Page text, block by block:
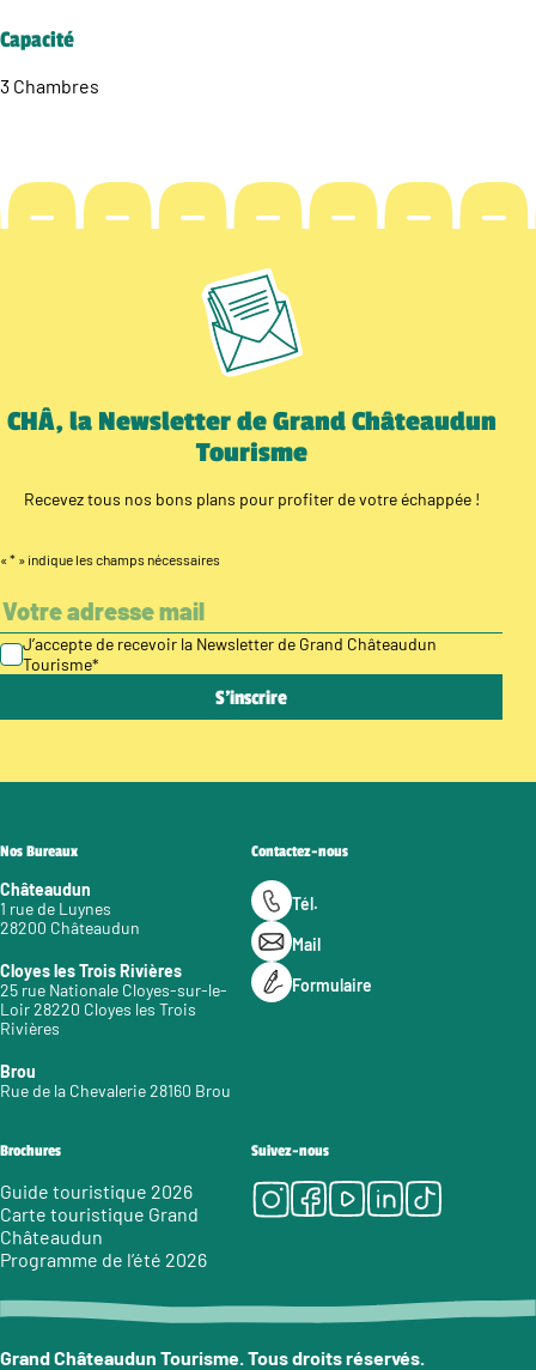
Capacité
3 Chambres
CHÂ, la Newsletter de Grand Châteaudun
Tourisme
Recevez tous nos bons plans pour profiter de votre échappée !
« * » indique les champs nécessaires
J’accepte de recevoir la Newsletter de Grand Châteaudun
Tourisme*
Nos Bureaux
Châteaudun
1 rue de Luynes
28200 Châteaudun
Cloyes les Trois Rivières
25 rue Nationale Cloyes-sur-le-
Loir 28220 Cloyes les Trois
Rivières
Brou
Rue de la Chevalerie 28160 Brou
Contactez-nous
Tél.
Mail
Formulaire
Brochures
Guide touristique 2026
Carte touristique Grand
Châteaudun
Programme de l’été 2026
Suivez-nous
Instagram
Facebook
Youtube
LinkedIn
Tiktok
Grand Châteaudun Tourisme. Tous droits réservés.